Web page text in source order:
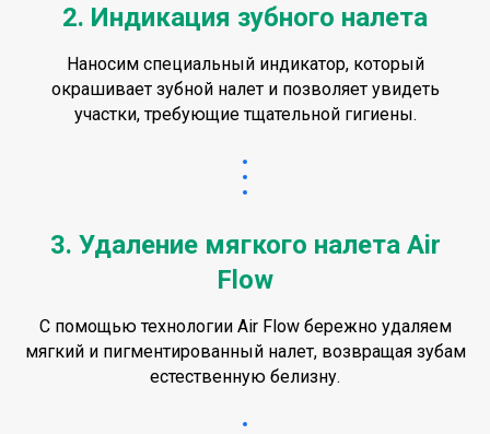
2. Индикация зубного налета
Наносим специальный индикатор, который
окрашивает зубной налет и позволяет увидеть
участки, требующие тщательной гигиены.
3. Удаление мягкого налета Air
Flow
С помощью технологии Air Flow бережно удаляем
мягкий и пигментированный налет, возвращая зубам
естественную белизну.